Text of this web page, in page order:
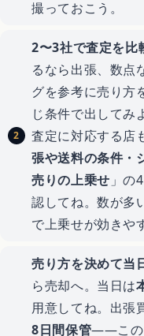
撮っておこう。
2〜3社で査定を比
るなら出張、数
グを参考に売り方
じ条件で出してみ
査定に対応する店
張や送料の条件・
売りの上乗せ 」の
認してね。数が多
で上乗せが効きや
売り方を決めて
ら売却へ。当日は
用意してね。出張
8日間保管——この